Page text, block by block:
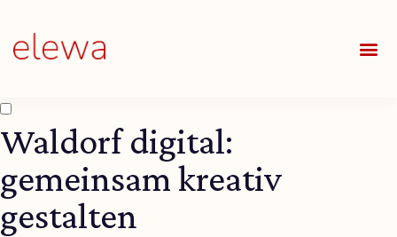
Waldorf digital:
gemeinsam kreativ
gestalten